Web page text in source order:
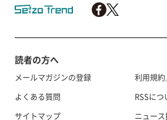
読者の方へ
メールマガジンの登録
よくある質問
サイトマップ
利用規
RSSにつ
ニュー